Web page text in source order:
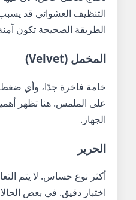
التنظيف العشوائي قد
الطريقة الصحيحة تكون
المخمل (Velvet)
خامة فاخرة جدًا، وأي ضغط
على الملمس. هنا تظهر
الجهاز.
الحرير
أكثر نوع حساس. لا يتم
اختبار دقيق. في بعض